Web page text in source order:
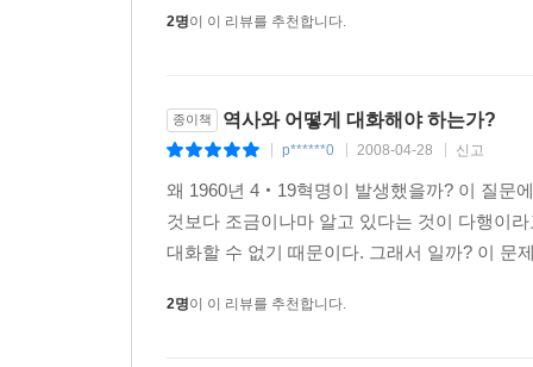
2명이 이 리뷰를 추천합니다.
종이책 역사와 어떻게 대화해야 하는가?
p******0 2008-04-28 신고
왜 1960년 4‧19혁명이 발생했을까? 이 질문
것보다 조금이나마 알고 있다는 것이 다행이
대화할 수 없기 때문이다. 그래서 일까? 이 문
2명이 이 리뷰를 추천합니다.